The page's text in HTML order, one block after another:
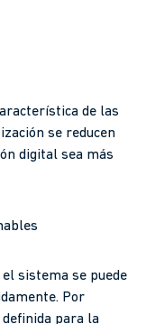
de las
se reducen
digital sea más
sistema se puede
Por
para la